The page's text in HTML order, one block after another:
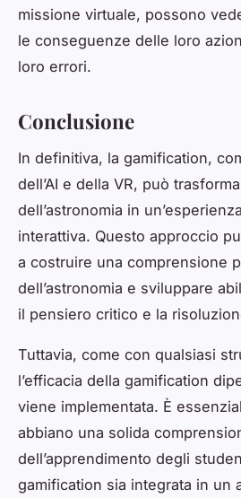
missione virtuale, possono
le conseguenze delle loro
loro errori.
Conclusione
In definitiva, la gamification,
dell’AI e della VR, può
dell’astronomia in
interattiva. Questo approccio
a costruire una comprensione
dell’astronomia e sviluppare
il pensiero critico e la
Tuttavia, come con qualsiasi
l’efficacia della gamification
viene implementata. È
abbiano una solida
dell’apprendimento degli
gamification sia integrata in un